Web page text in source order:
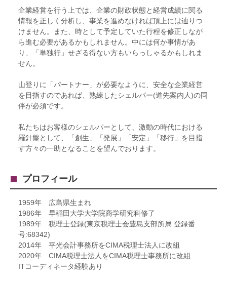
企業経営を行う上では、企業の財政状態と経営成績に関る
情報を正しく分析し、事業を進めなければ頂上には辿りつ
けません。また、時として予定していた行程を修正しなが
ら進む必要があるかもしれません。中には何か事情があ
り、「単独行」せざる得ない方もいらっしゃるかもしれま
せん。
山登りに「パートナー」が必要なように、安全な企業経営
を目指すのであれば、熟練したシェルパー(道先案内人)の同
伴が必須です。
私たちはお客様のシェルパーとして、激動の時代における
羅針盤として、「創生」「発展」「安定」「移行」を目指
す方々の一助となることを望んでおります。
プロフィール
1959年 広島県生まれ
1986年 早稲田大学大学院商学研究科修了
1989年 税理士登録(東京税理士会豊島支部所属 登録番
号:68342)
2014年 平光会計事務所をCIMA税理士法人に改組
2020年 CIMA税理士法人をCIMA税理士事務所に改組
ITコーディネータ経験あり